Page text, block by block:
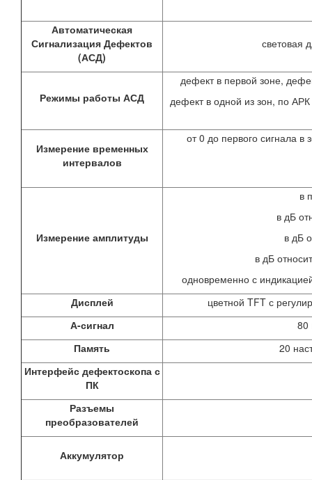
Автоматическая
Сигнализация Дефектов
(АСД)
световая
Режимы работы АСД
дефект в первой зоне,
дефект в одной из зон, по
Измерение временных
интервалов
от 0 до первого сигнала
Измерение амплитуды
в
в дБ
в дБ
в дБ
одновременно с
Дисплей
цветной TFT с
А-сигнал
80
Память
20
Интерфейс дефектоскопа с
ПК
Разъемы
преобразователей
Аккумулятор